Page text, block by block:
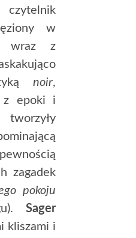
czytelnik
w
wraz z
noir,
z epoki i
zagadek
pokoju
Sager
kliszami i